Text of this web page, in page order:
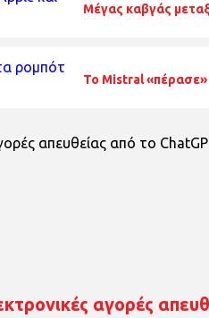
Μέγας καβγάς
Το Mistral
αγορές